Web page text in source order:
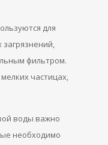
для
загрязнений,
фильтром.
частицах,
воды важно
необходимо